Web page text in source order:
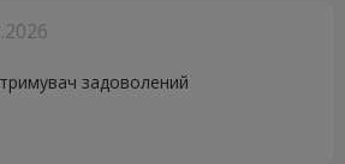
задоволений